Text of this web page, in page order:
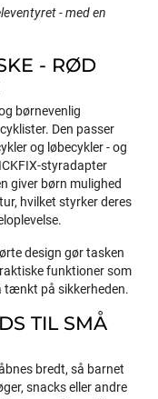
- med en
- RØD
børnevenlig
Den passer
og løbecykler - og
styradapter
giver børn mulighed
hvilket styrker deres
design gør tasken
funktioner som
tænkt på sikkerheden.
TIL SMÅ
bredt, så barnet
snacks eller andre